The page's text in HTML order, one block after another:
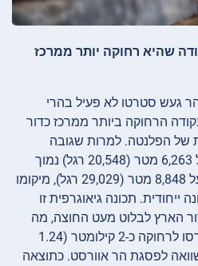
נקודה שהיא רחוקה יותר ממרכז
געש סטרטו לא פעיל בהרי
הרחוקה ביותר ממרכז כדור
של הפלנטה. למרות שגובה
הפסגה של הר צ’ימבורסו של 6,263 מטר (20,548 רגל) נמוך
מזה של הר אוורסט, העומד על 8,848 מטר (29,029 רגל), מיקומו
ייחודית. תכונה גיאוגרפית זו
הארץ לבלוט מעט החוצה, מה
שהופך את פסגת הר צ’ימבורסו לרחוקה כ-2 קילומטר (1.24
לפסגת הר אוורסט. כתוצאה